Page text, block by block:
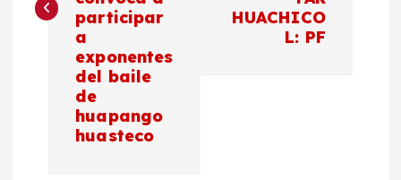
participar
a
exponentes
del baile
de
huapango
huasteco
HUACHICO
L: PF